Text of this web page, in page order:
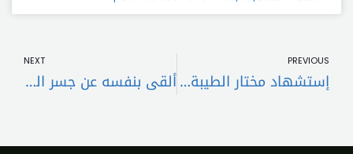
PREVIOUS
إستشهاد مختار الطيبة إثر سقوط قذيفة عليه
NEXT
ألقى بنفسه عن جسر المشاة في زوق مكايل